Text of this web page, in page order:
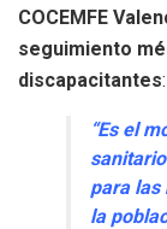
COCEMFE
seguimiento
discapacitantes:
“Es el
para las
la